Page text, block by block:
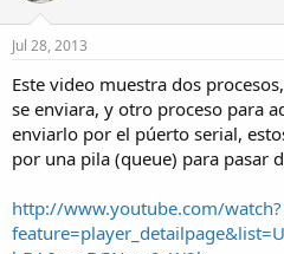
Jul 28, 2013
Este video muestra dos
se enviara, y otro proceso para
enviarlo por el púerto serial,
por una pila (queue) para pasar
http://www.youtube.com/watch?